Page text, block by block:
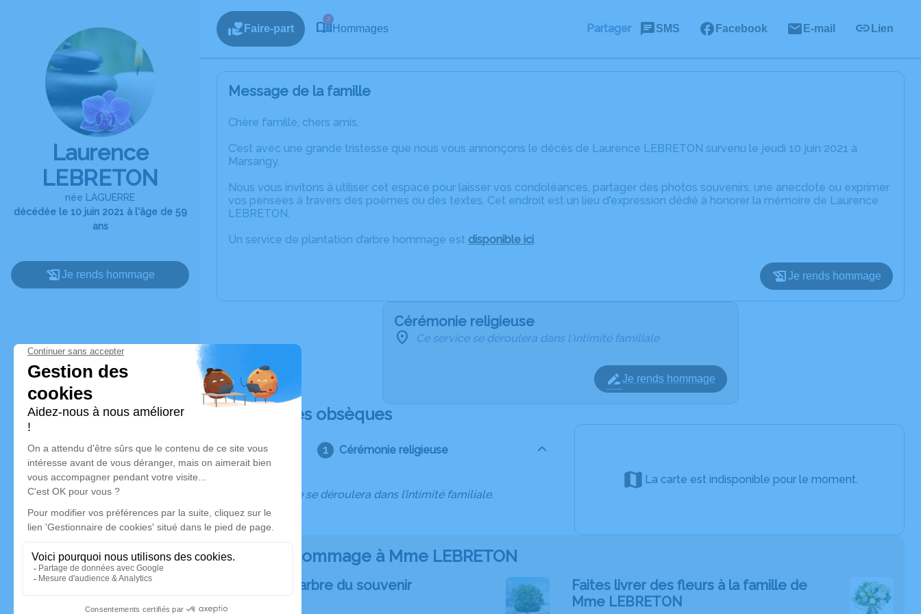
Laurence
LEBRETON
née LAGUERRE
décédée le 10 juin 2021 à l'âge de 59
ans
Je rends hommage
Faire-part
3
Hommages Partager SMS Facebook E-mail Lien
Message de la famille
Chère famille, chers amis,
C’est avec une grande tristesse que nous vous annonçons le décès de Laurence LEBRETON survenu le jeudi 10 juin 2021 à
Marsangy.
Nous vous invitons à utiliser cet espace pour laisser vos condoléances, partager des photos souvenirs, une anecdote ou exprimer
vos pensées à travers des poèmes ou des textes. Cet endroit est un lieu d'expression dédié à honorer la mémoire de Laurence
LEBRETON.
Un service de plantation d’arbre hommage est disponible ici.
Je rends hommage
Cérémonie religieuse
Ce service se déroulera dans l'intimité familiale
Je rends hommage
Déroulé des obsèques
Cérémonie religieuse
Ce service se déroulera dans l’intimité familiale.
La carte est indisponible pour le moment.
Rendez hommage à Mme LEBRETON
Plantez un arbre du souvenir
Faites livrer des fleurs à la famille de
Mme LEBRETON